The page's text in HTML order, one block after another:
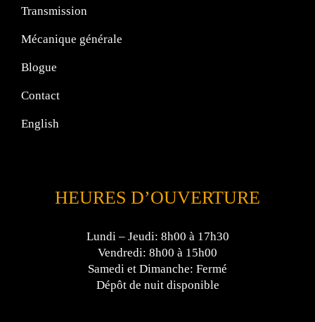
HEURES D’OUVERTURE
Lundi – Jeudi: 8h00 à 17h30
Vendredi: 8h00 à 15h00
Samedi et Dimanche: Fermé
Dépôt de nuit disponible
Transmission
Mécanique générale
Blogue
Contact
English